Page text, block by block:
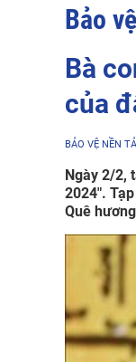
Bảo
Bà
của
BẢO VỆ NỀN
Ngày 2/2,
2024".
Quê